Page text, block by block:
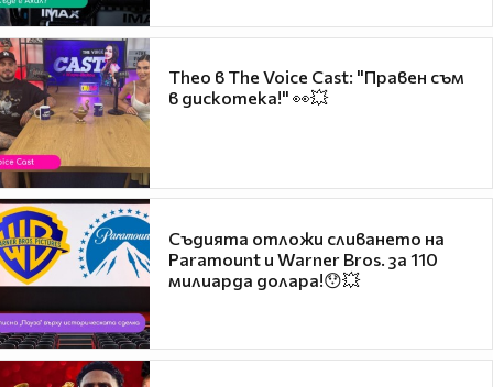
Theo в The Voice Cast: "Правен съм
в дискотека!" 👀💥
Съдията отложи сливането на
Paramount и Warner Bros. за 110
милиарда долара!😯💥